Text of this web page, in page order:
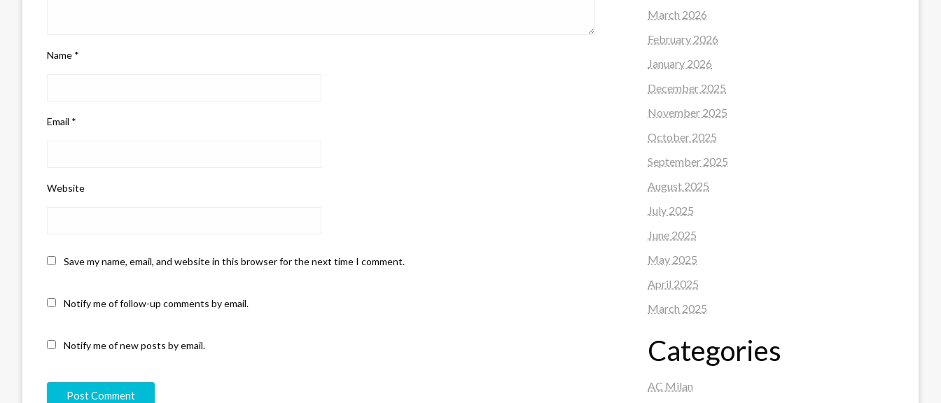
Name *
Email *
Website
Save my name, email, and website in this browser for the next time I comment.
Notify me of follow-up comments by email.
Notify me of new posts by email.
March 2026
February 2026
January 2026
December 2025
November 2025
October 2025
September 2025
August 2025
July 2025
June 2025
May 2025
April 2025
March 2025
Categories
AC Milan